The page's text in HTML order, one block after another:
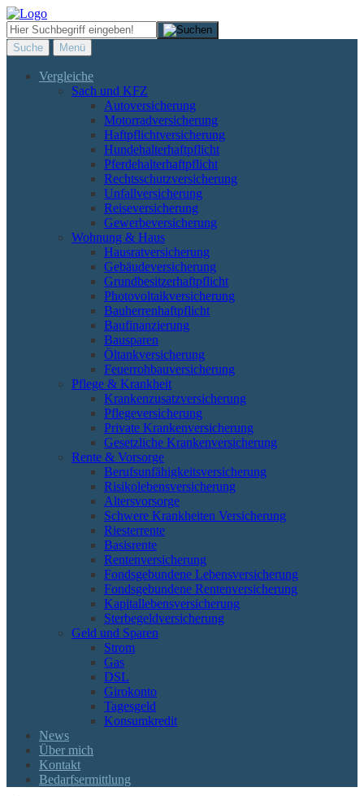
Suche Menü
Vergleiche
Sach und KFZ
Autoversicherung
Motorradversicherung
Haftpflichtversicherung
Hundehalterhaftpflicht
Pferdehalterhaftpflicht
Rechtsschutzversicherung
Unfallversicherung
Reiseversicherung
Gewerbeversicherung
Wohnung & Haus
Hausratversicherung
Gebäudeversicherung
Grundbesitzerhaftpflicht
Photovoltaikversicherung
Bauherrenhaftpflicht
Baufinanzierung
Bausparen
Öltankversicherung
Feuerrohbauversicherung
Pflege & Krankheit
Krankenzusatzversicherung
Pflegeversicherung
Private Krankenversicherung
Gesetzliche Krankenversicherung
Rente & Vorsorge
Berufs­unfähigkeitsversicherung
Risikolebensversicherung
Altersvorsorge
Schwere Krankheiten Versicherung
Riesterrente
Basisrente
Rentenversicherung
Fondsgebundene Lebensversicherung
Fondsgebundene Rentenversicherung
Kapitallebensversicherung
Sterbegeldversicherung
Geld und Sparen
Strom
Gas
DSL
Girokonto
Tagesgeld
Konsumkredit
News
Über mich
Kontakt
Bedarfsermittlung